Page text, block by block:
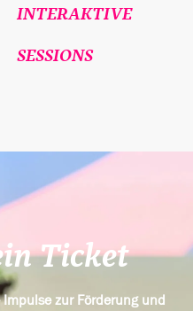
INTERAKTIVE
SESSIONS
Ticket
zur Förderung und